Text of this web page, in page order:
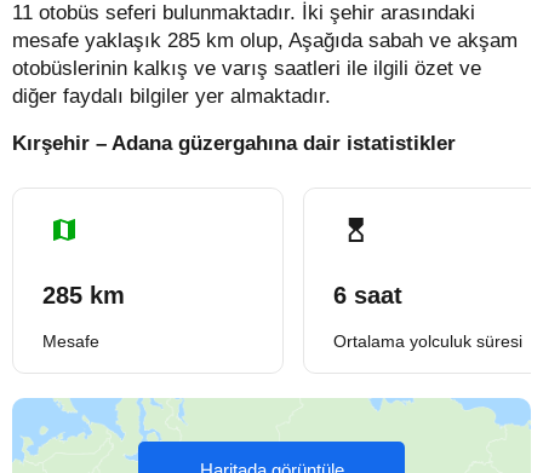
11 otobüs seferi bulunmaktadır. İki şehir arasındaki
mesafe yaklaşık 285 km olup, Aşağıda sabah ve akşam
otobüslerinin kalkış ve varış saatleri ile ilgili özet ve
diğer faydalı bilgiler yer almaktadır.
Kırşehir – Adana güzergahına dair istatistikler
285 km
Mesafe
6 saat
Ortalama yolculuk süresi